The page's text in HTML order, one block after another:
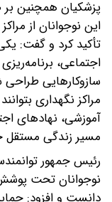
پزشکیان همچنین
این نوجوانان از
تأکید کرد و گفت:
سازوکارهایی
مراکز نگهداری
آموزشی، نهادهای
مسیر زندگی مستقل
رئیس جمهور
نوجوانان تحت پوشش
دانست و افزود: